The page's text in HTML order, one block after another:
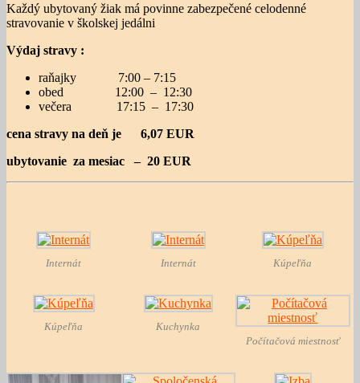
Každý ubytovaný žiak má povinne zabezpečené celodenné
stravovanie v školskej jedálni
Výdaj stravy :
raňajky 7:00 – 7:15
obed 12:00 – 12:30
večera 17:15 – 17:30
cena stravy na deň je 6,07 EUR
ubytovanie za mesiac – 20 EUR
Internát Internát Kúpeľňa
Kúpeľňa
Kuchynka
Počítačová miestnosť